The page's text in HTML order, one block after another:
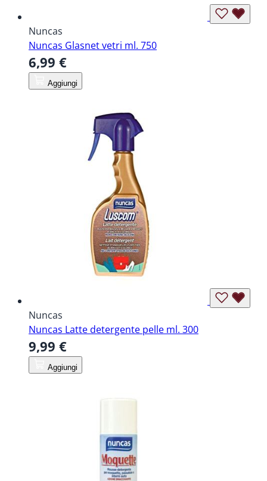
Nuncas
Nuncas Glasnet vetri ml. 750
6,99 €
Aggiungi
Nuncas
Nuncas Latte detergente pelle ml. 300
9,99 €
Aggiungi